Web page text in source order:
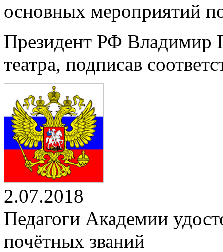
основных мероприятий
Президент РФ Владимир
театра, подписав
2.07.2018
Педагоги Академии
почётных званий